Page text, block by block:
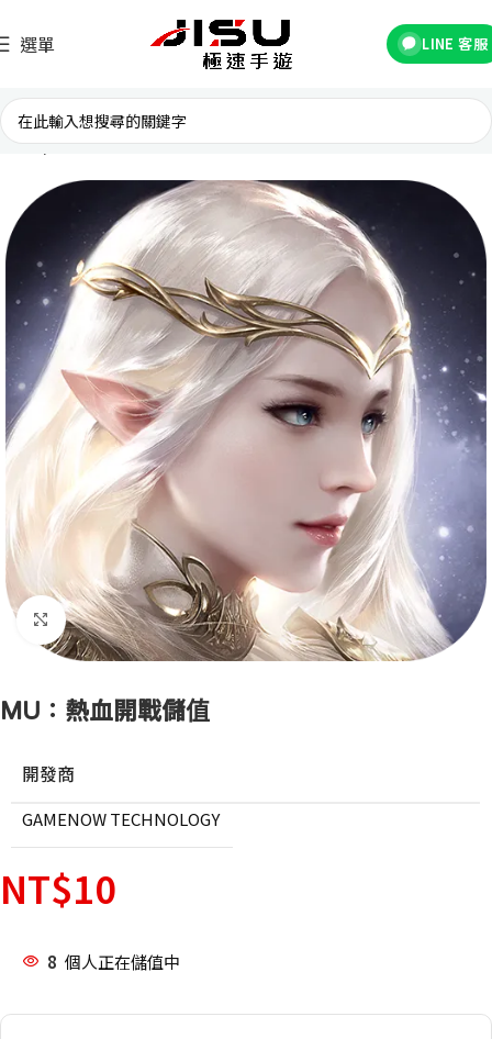
選單 LINE 客服
首頁 台灣遊戲
點擊放大
MU：熱血開戰儲值
開發商
GAMENOW TECHNOLOGY
NT$10
8 個人正在儲值中